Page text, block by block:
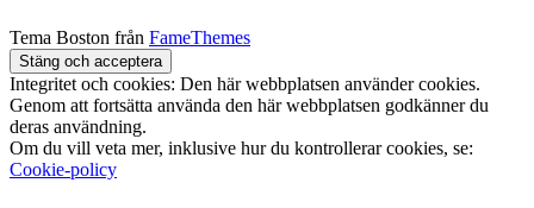
Tema Boston från FameThemes
Integritet och cookies: Den här webbplatsen använder cookies.
Genom att fortsätta använda den här webbplatsen godkänner du
deras användning.
Om du vill veta mer, inklusive hur du kontrollerar cookies, se:
Cookie-policy